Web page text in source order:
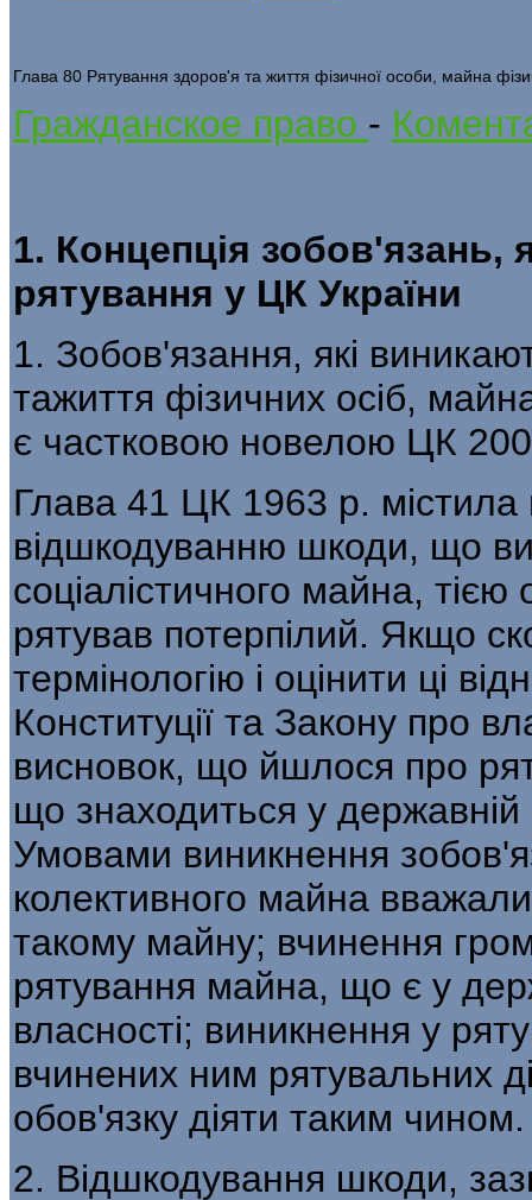
Глава 80 Рятування здоров'я та життя фізичної особи, майна
Гражданское право -
1. Концепція зобов'язань,
рятування у ЦК України
1. Зобов'язання, які
тажиття фізичних осіб,
є частковою новелою ЦК
Глава 41 ЦК 1963 p. містила
відшкодуванню шкоди, що
соціалістичного майна, тією
рятував потерпілий. Якщо
термінологію і оцінити ці
Конституції та Закону про
висновок, що йшлося про
що знаходиться у державній
Умовами виникнення
колективного майна
такому майну; вчинення
рятування майна, що є у
власності; виникнення у
вчинених ним рятувальних
обов'язку діяти таким чином.
2. Відшкодування шкоди,